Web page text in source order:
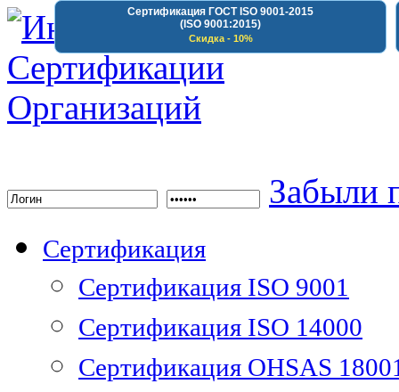
Сертификация ГОСТ ISO 9001-2015
(ISO 9001:2015)
Скидка - 10%
Забыли
Сертификация
Сертификация ISO 9001
Сертификация ISO 14000
Сертификация OHSAS